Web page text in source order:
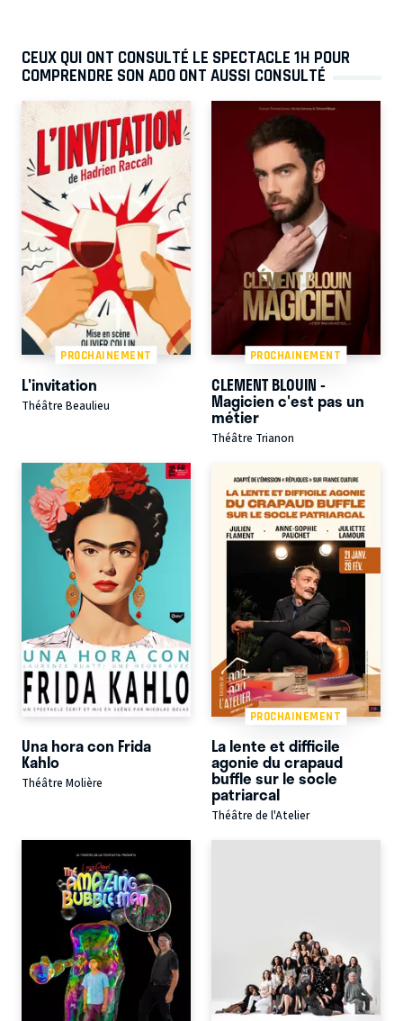
CEUX QUI ONT CONSULTÉ LE SPECTACLE 1H POUR
COMPRENDRE SON ADO ONT AUSSI CONSULTÉ
PROCHAINEMENT
L'invitation
Théâtre Beaulieu
PROCHAINEMENT
CLEMENT BLOUIN -
Magicien c'est pas un
métier
Théâtre Trianon
Una hora con Frida
Kahlo
Théâtre Molière
PROCHAINEMENT
La lente et difficile
agonie du crapaud
buffle sur le socle
patriarcal
Théâtre de l'Atelier